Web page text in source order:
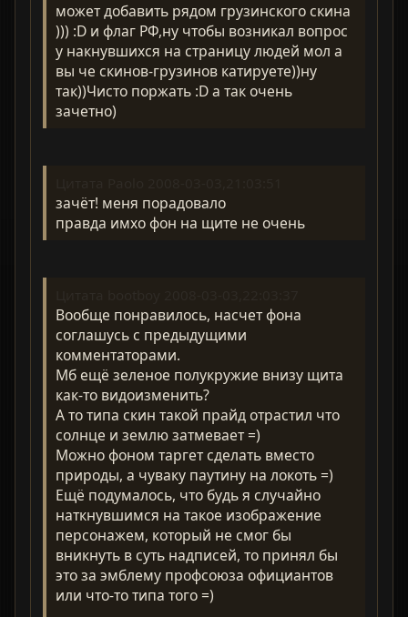
может добавить рядом грузинского скина
))) :D и флаг РФ,ну чтобы возникал вопрос
у накнувшихся на страницу людей мол а
вы че скинов-грузинов катируете))ну
так))Чисто поржать :D а так очень
зачетно)
зачёт! меня порадовало
правда имхо фон на щите не очень
Вообще понравилось, насчет фона
соглашусь с предыдущими
комментаторами.
Мб ещё зеленое полукружие внизу щита
как-то видоизменить?
А то типа скин такой прайд отрастил что
солнце и землю затмевает =)
Можно фоном таргет сделать вместо
природы, а чуваку паутину на локоть =)
Ещё подумалось, что будь я случайно
наткнувшимся на такое изображение
персонажем, который не смог бы
вникнуть в суть надписей, то принял бы
это за эмблему профсоюза официантов
или что-то типа того =)